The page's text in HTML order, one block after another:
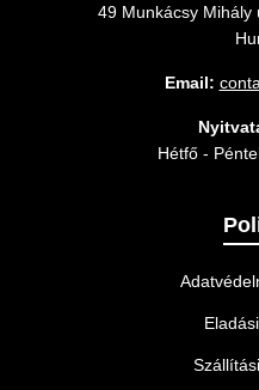
49 Munkácsy Mihály
Email:
Hétfő -